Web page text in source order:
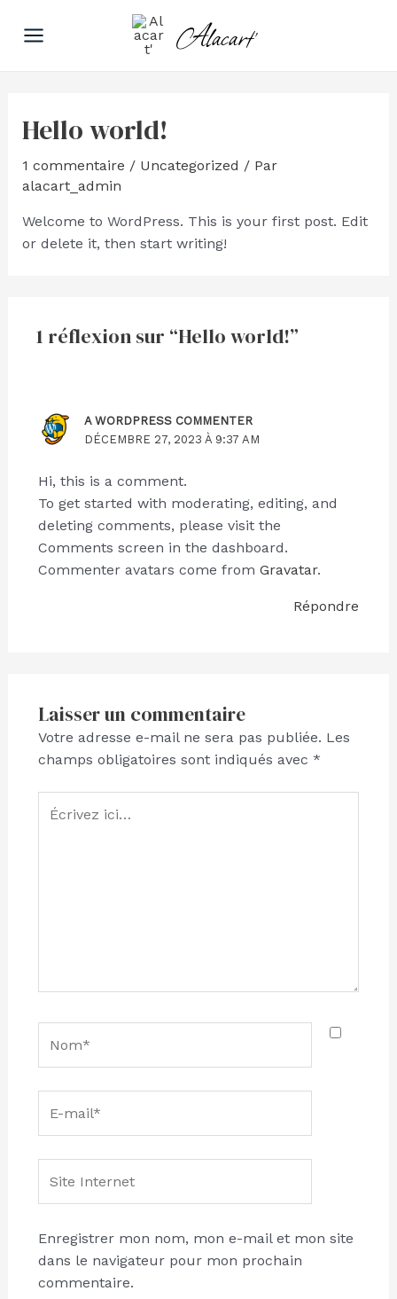
Alacart'
Hello world!
1 commentaire / Uncategorized / Par
alacart_admin
Welcome to WordPress. This is your first post. Edit
or delete it, then start writing!
1 réflexion sur “Hello world!”
A WORDPRESS COMMENTER
DÉCEMBRE 27, 2023 À 9:37 AM
Hi, this is a comment.
To get started with moderating, editing, and
deleting comments, please visit the
Comments screen in the dashboard.
Commenter avatars come from Gravatar.
Répondre
Laisser un commentaire
Votre adresse e-mail ne sera pas publiée. Les
champs obligatoires sont indiqués avec *
ici…
mail*
Internet
Enregistrer mon nom, mon e-mail et mon site
dans le navigateur pour mon prochain
commentaire.